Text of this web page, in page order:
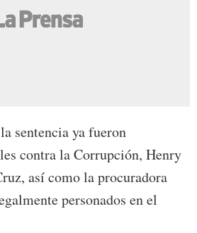
sentencia ya fueron
contra la Corrupción, Henry
así como la procuradora
personados en el